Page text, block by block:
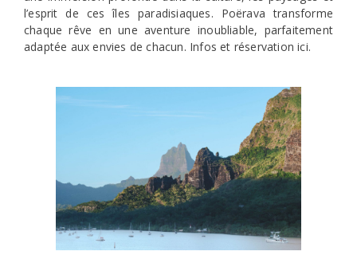
l’esprit de ces îles paradisiaques. Poërava transforme
chaque rêve en une aventure inoubliable, parfaitement
adaptée aux envies de chacun. Infos et réservation ici.